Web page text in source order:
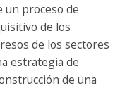
un proceso de
de los
de los sectores
estrategia de
de una